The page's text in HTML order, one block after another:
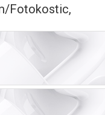
Fotokostic,